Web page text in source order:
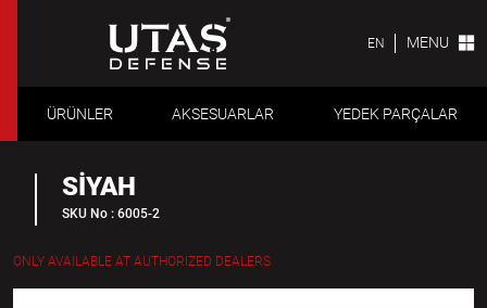
EN MENU
ÜRÜNLER AKSESUARLAR YEDEK PARÇALAR
SİYAH
SKU No : 6005-2
ONLY AVAILABLE AT AUTHORIZED DEALERS